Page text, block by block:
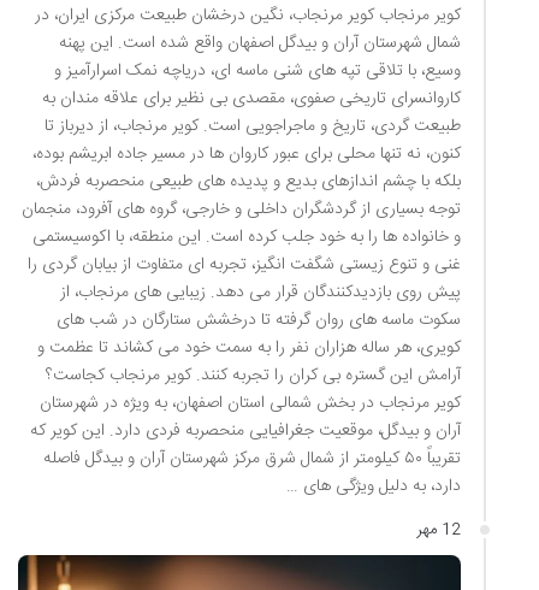
کویر مرنجاب کویر مرنجاب، نگین درخشان طبیعت مرکزی ایران، در
شمال شهرستان آران و بیدگل اصفهان واقع شده است. این پهنه
وسیع، با تلاقی تپه های شنی ماسه ای، دریاچه نمک اسرارآمیز و
کاروانسرای تاریخی صفوی، مقصدی بی نظیر برای علاقه مندان به
طبیعت گردی، تاریخ و ماجراجویی است. کویر مرنجاب، از دیرباز تا
کنون، نه تنها محلی برای عبور کاروان ها در مسیر جاده ابریشم بوده،
بلکه با چشم اندازهای بدیع و پدیده های طبیعی منحصربه فردش،
توجه بسیاری از گردشگران داخلی و خارجی، گروه های آفرود، منجمان
و خانواده ها را به خود جلب کرده است. این منطقه، با اکوسیستمی
غنی و تنوع زیستی شگفت انگیز، تجربه ای متفاوت از بیابان گردی را
پیش روی بازدیدکنندگان قرار می دهد. زیبایی های مرنجاب، از
سکوت ماسه های روان گرفته تا درخشش ستارگان در شب های
کویری، هر ساله هزاران نفر را به سمت خود می کشاند تا عظمت و
آرامش این گستره بی کران را تجربه کنند. کویر مرنجاب کجاست؟
کویر مرنجاب در بخش شمالی استان اصفهان، به ویژه در شهرستان
آران و بیدگل، موقعیت جغرافیایی منحصربه فردی دارد. این کویر که
تقریباً ۵۰ کیلومتر از شمال شرق مرکز شهرستان آران و بیدگل فاصله
دارد، به دلیل ویژگی های …
12 مهر